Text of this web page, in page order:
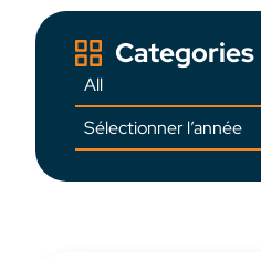
Categories